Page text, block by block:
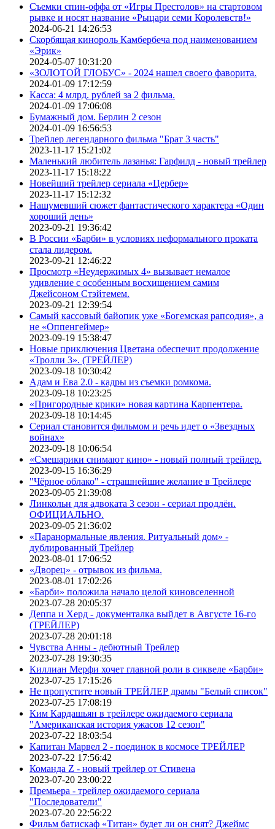
Съемки спин-оффа от «Игры Престолов» на стартовом
рывке и носят название «Рыцари семи Королевств!»
2024-06-21 14:26:53
Скорбящая кинороль Камбербеча под наименованием
«Эрик»
2024-05-07 10:31:20
«ЗОЛОТОЙ ГЛОБУС» - 2024 нашел своего фаворита.
2024-01-09 17:12:59
Касса: 4 млрд. рублей за 2 фильма.
2024-01-09 17:06:08
Бумажный дом. Берлин 2 сезон
2024-01-09 16:56:53
Трейлер легендарного фильма "Брат 3 часть"
2023-11-17 15:21:02
Маленький любитель лазанья: Гарфилд - новый трейлер
2023-11-17 15:18:22
Новейший трейлер сериала «Цербер»
2023-11-17 15:12:32
Нашумевший сюжет фантастического характера «Один
хороший день»
2023-09-21 19:36:42
В России «Барби» в условиях неформального проката
стала лидером.
2023-09-21 12:46:22
Просмотр «Неудержимых 4» вызывает немалое
удивление с особенным восхищением самим
Джейсоном Стэйтемем.
2023-09-21 12:39:54
Самый кассовый байопик уже «Богемская рапсодия», а
не «Оппенгеймер»
2023-09-19 15:38:47
Новые приключения Цветана обеспечит продолжение
«Тролли 3». (ТРЕЙЛЕР)
2023-09-18 10:30:42
Адам и Ева 2.0 - кадры из съемки ромкома.
2023-09-18 10:23:25
«Пригородные крики» новая картина Карпентера.
2023-09-18 10:14:45
Сериал становится фильмом и речь идет о «Звездных
войнах»
2023-09-18 10:06:54
«Смешарики снимают кино» - новый полный трейлер.
2023-09-15 16:36:29
"Чёрное облако" - страшнейшие желание в Трейлере
2023-09-05 21:39:08
Линкольн для адвоката 3 сезон - сериал продлён.
ОФИЦИАЛЬНО.
2023-09-05 21:36:02
«Паранормальные явления. Ритуальный дом» -
дублированный Трейлер
2023-08-01 17:06:52
«Дворец» - отрывок из фильма.
2023-08-01 17:02:26
«Барби» положила начало целой киновселенной
2023-07-28 20:05:37
Деппа и Херд - документалка выйдет в Августе 16-го
(ТРЕЙЛЕР)
2023-07-28 20:01:18
Чувства Анны - дебютный Трейлер
2023-07-28 19:30:35
Киллиан Мерфи хочет главной роли в сиквеле «Барби»
2023-07-25 17:15:26
Не пропустите новый ТРЕЙЛЕР драмы "Белый список"
2023-07-25 17:08:19
Ким Кардашьян в трейлере ожидаемого сериала
"Американская история ужасов 12 сезон"
2023-07-22 18:03:54
Капитан Марвел 2 - поединок в космосе ТРЕЙЛЕР
2023-07-22 17:56:42
Команда Z - новый трейлер от Стивена
2023-07-20 23:00:22
Премьера - трейлер ожидаемого сериала
"Последователи"
2023-07-20 22:56:22
Фильм батискаф «Титан» будет ли он снят? Джеймс